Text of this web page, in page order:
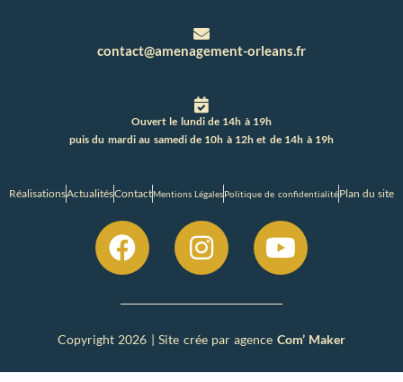
contact@amenagement-orleans.fr
Ouvert le lundi de 14h à 19h
puis du mardi au samedi de 10h à 12h et de 14h à 19h
RéalisationsActualitésContactMentions LégalesPolitique de confidentialitéPlan du site
Copyright 2026 | Site crée par agence Com’ Maker